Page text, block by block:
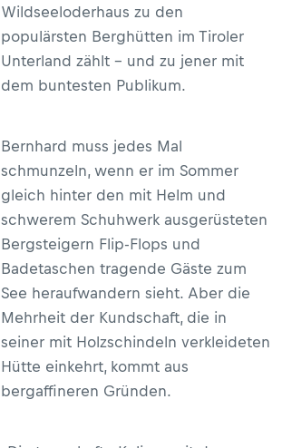
Wildseeloderhaus zu den
populärsten Berghütten im Tiroler
Unterland zählt – und zu jener mit
dem buntesten Publikum.
Bernhard muss jedes Mal
schmunzeln, wenn er im Sommer
gleich hinter den mit Helm und
schwerem Schuhwerk ausgerüsteten
Bergsteigern Flip-Flops und
Badetaschen tragende Gäste zum
See heraufwandern sieht. Aber die
Mehrheit der Kundschaft, die in
seiner mit Holzschindeln verkleideten
Hütte einkehrt, kommt aus
bergaffineren Gründen.